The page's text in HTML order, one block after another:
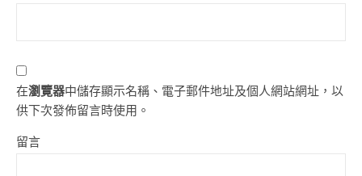
在瀏覽器中儲存顯示名稱、電子郵件地址及個人網站網址，以
供下次發佈留言時使用。
留言